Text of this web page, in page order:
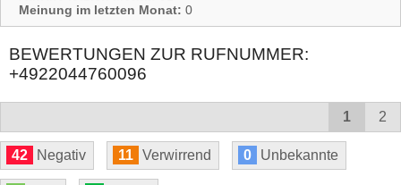
Meinung im letzten Monat: 0
BEWERTUNGEN ZUR RUFNUMMER:
+4922044760096
1 2
42 Negativ 11 Verwirrend 0 Unbekannte